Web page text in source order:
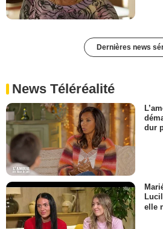
Dernières news
News Téléréalité
dur
elle